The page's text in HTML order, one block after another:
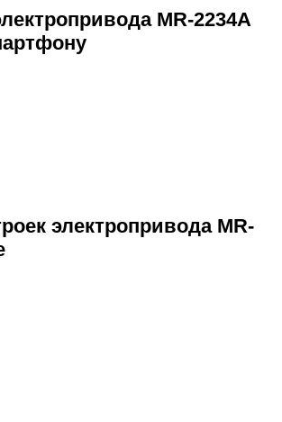
MR-2234A
электропривода MR-